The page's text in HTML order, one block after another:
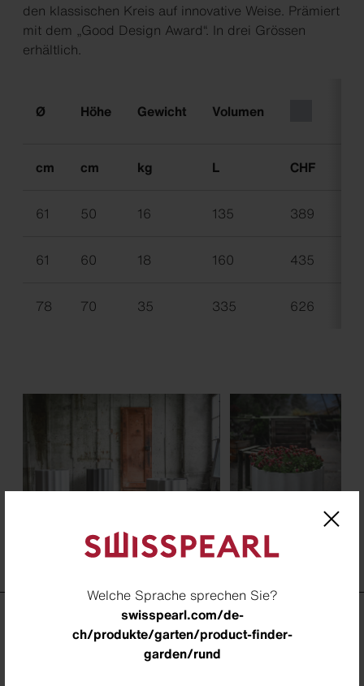
Welche Sprache sprechen Sie?
swisspearl.com/de-
ch/produkte/garten/product-finder-
garden/rund
den klassischen Kreis auf innovative Weise. Prämiert
mit dem „Good Design Award“. In drei Grössen
erhältlich.
Ø Höhe Gewicht Volumen
cm cm kg L CHF
61 50 16 135 389
61 60 18 160 435
78 70 35 335 626
Design by Sternform